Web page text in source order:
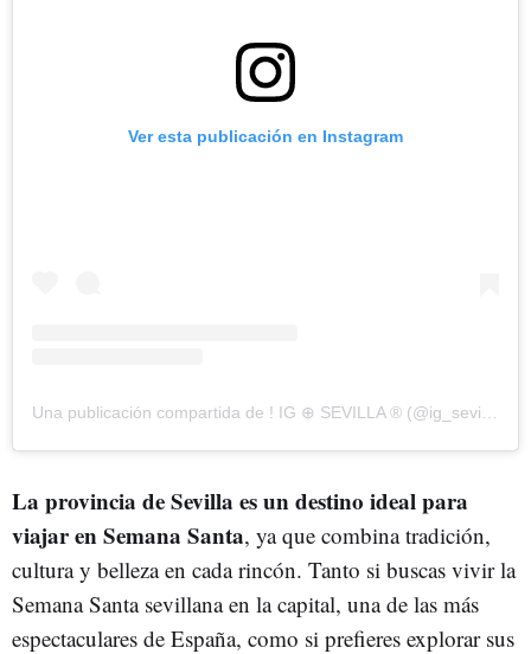
Ver esta publicación en Instagram
La provincia de Sevilla es un destino ideal para
viajar en Semana Santa, ya que combina tradición,
cultura y belleza en cada rincón. Tanto si buscas vivir la
Semana Santa sevillana en la capital, una de las más
espectaculares de España, como si prefieres explorar sus